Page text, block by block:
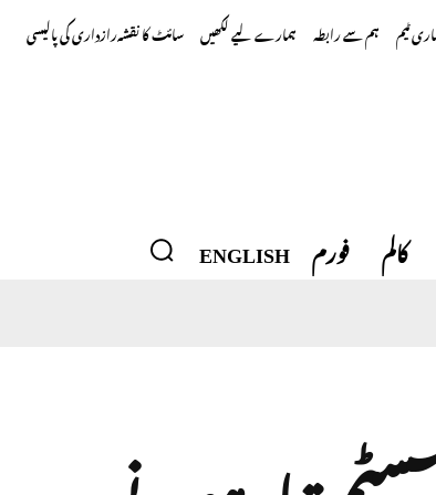
ٹیم ہم سے رابطہ ہمارے لیے لکھیں سائٹ کا نقشہرازداری کی پالیسی
کالم فورم ENGLISH